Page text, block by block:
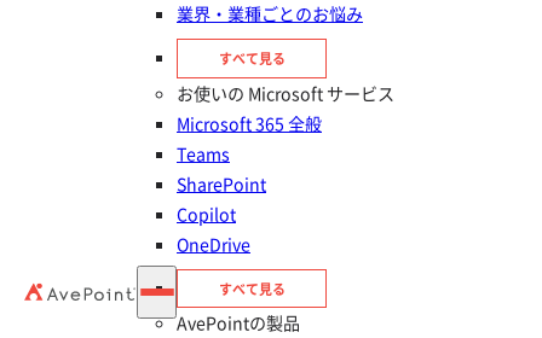
業界・業種ごとのお悩み
すべて見る
お使いの Microsoft サービス
Microsoft 365 全般
Teams
SharePoint
Copilot
OneDrive
すべて見る
AvePointの製品
製品・サービス導入に関する
お問い合わせ
AvePointの製品の導入をご検討されている方、詳しい説
明・お見積り・デモをご希望の方はこちらからお問い合
わせください。
製品・サービスのお問い合わせ